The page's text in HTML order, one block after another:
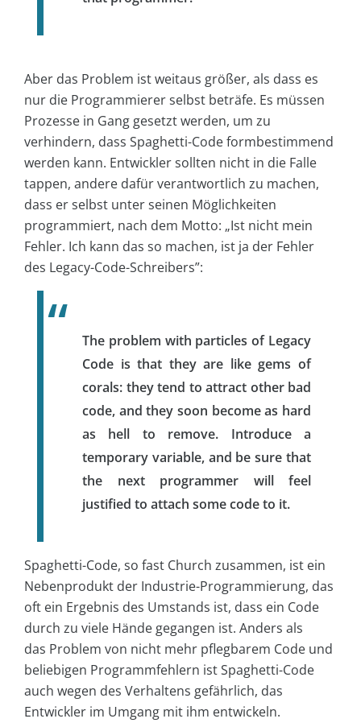
Aber das Problem ist weitaus größer, als dass es
nur die Programmierer selbst beträfe. Es müssen
Prozesse in Gang gesetzt werden, um zu
verhindern, dass Spaghetti-Code formbestimmend
werden kann. Entwickler sollten nicht in die Falle
tappen, andere dafür verantwortlich zu machen,
dass er selbst unter seinen Möglichkeiten
programmiert, nach dem Motto: „Ist nicht mein
Fehler. Ich kann das so machen, ist ja der Fehler
des Legacy-Code-Schreibers”:
The problem with particles of Legacy
Code is that they are like gems of
corals: they tend to attract other bad
code, and they soon become as hard
as hell to remove. Introduce a
temporary variable, and be sure that
the next programmer will feel
justified to attach some code to it.
Spaghetti-Code, so fast Church zusammen, ist ein
Nebenprodukt der Industrie-Programmierung, das
oft ein Ergebnis des Umstands ist, dass ein Code
durch zu viele Hände gegangen ist. Anders als
das Problem von nicht mehr pflegbarem Code und
beliebigen Programmfehlern ist Spaghetti-Code
auch wegen des Verhaltens gefährlich, das
Entwickler im Umgang mit ihm entwickeln.